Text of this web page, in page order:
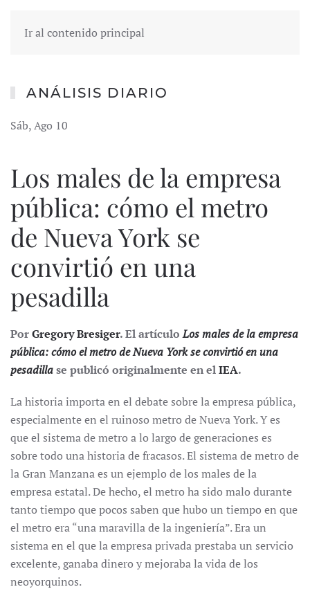
Ir al contenido principal
ANÁLISIS DIARIO
Sáb, Ago 10
Los males de la empresa
pública: cómo el metro
de Nueva York se
convirtió en una
pesadilla
PorGregory Bresiger. El artículoLos males de la empresa
pública: cómo el metro de Nueva York se convirtió en una
pesadillase publicó originalmente en elIEA.
La historia importa en el debate sobre la empresa pública,
especialmente en el ruinoso metro de Nueva York. Y es
que el sistema de metro a lo largo de generaciones es
sobre todo una historia de fracasos. El sistema de metro de
la Gran Manzana es un ejemplo de los males de la
empresa estatal. De hecho, el metro ha sido malo durante
tanto tiempo que pocos saben que hubo un tiempo en que
el metro era “una maravilla de la ingeniería”. Era un
sistema en el que la empresa privada prestaba un servicio
excelente, ganaba dinero y mejoraba la vida de los
neoyorquinos.